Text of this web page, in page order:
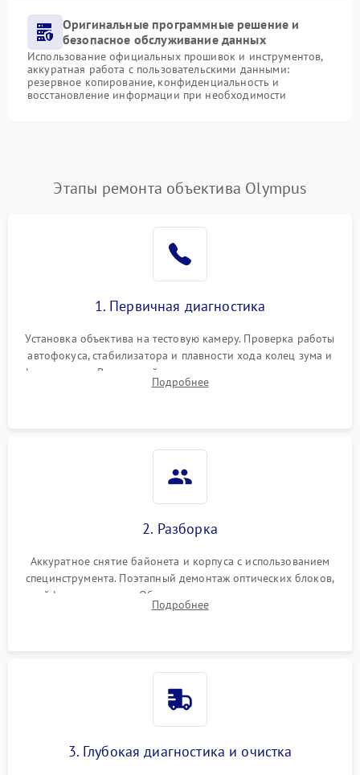
Оригинальные программные решение и
безопасное обслуживание данных
Использование официальных прошивок и инструментов,
аккуратная работа с пользовательскими данными:
резервное копирование, конфиденциальность и
восстановление информации при необходимости
Этапы ремонта объектива Olympus
1. Первичная диагностика
Установка объектива на тестовую камеру. Проверка работы
автофокуса, стабилизатора и плавности хода колец зума и
фокусировки. Визуальный осмотр линз на наличие царапин,
грибка, пыли и оценка состояния контактов байонета.
Подробнее
2. Разборка
Аккуратное снятие байонета и корпуса с использованием
специнструмента. Поэтапный демонтаж оптических блоков,
шлейфов и приводов. Обязательная маркировка положения
линзовых групп для сохранения заводской центровки при
Подробнее
3. Глубокая диагностика и очистка